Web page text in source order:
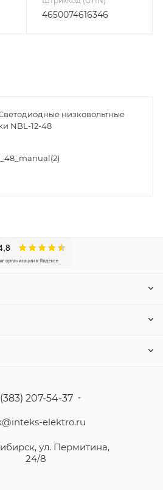
4650074616346
низковольтные
NBL-12-48
207-54-37
elektro.ru
ул. Пермитина,
24/8